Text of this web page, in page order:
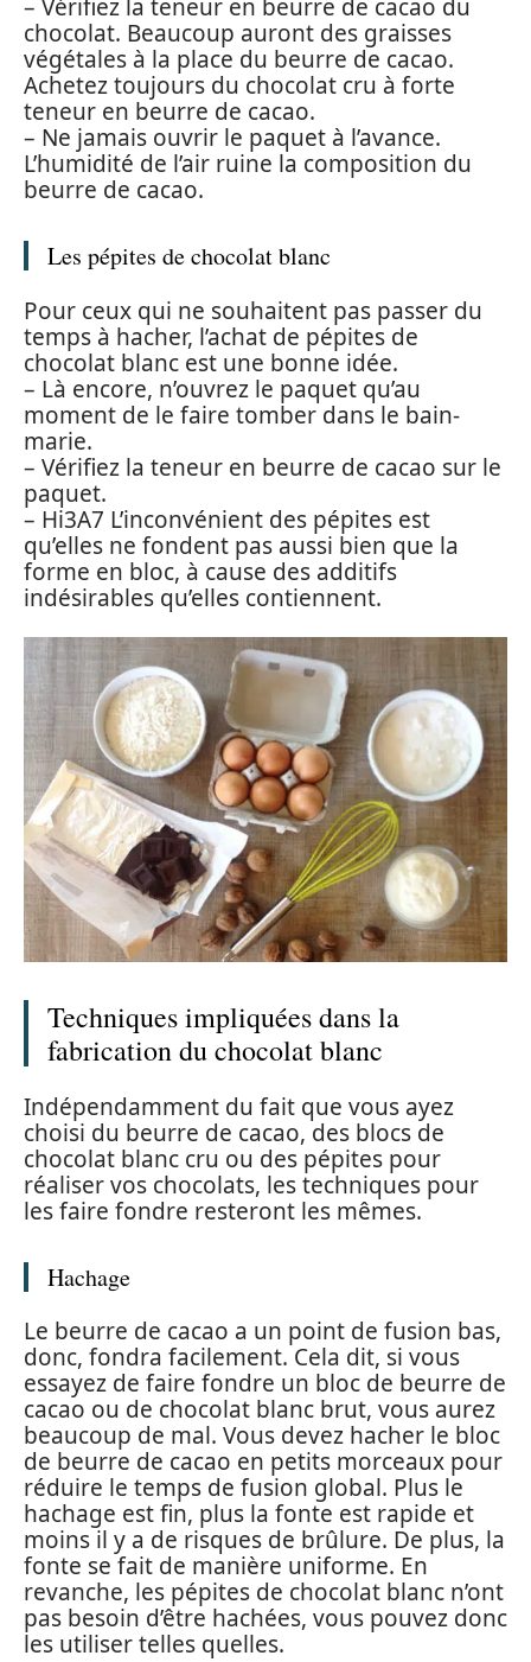
– Vérifiez la teneur en beurre de cacao du
chocolat. Beaucoup auront des graisses
végétales à la place du beurre de cacao.
Achetez toujours du chocolat cru à forte
teneur en beurre de cacao.
– Ne jamais ouvrir le paquet à l’avance.
L’humidité de l’air ruine la composition du
beurre de cacao.
Les pépites de chocolat blanc
Pour ceux qui ne souhaitent pas passer du
temps à hacher, l’achat de pépites de
chocolat blanc est une bonne idée.
– Là encore, n’ouvrez le paquet qu’au
moment de le faire tomber dans le bain-
marie.
– Vérifiez la teneur en beurre de cacao sur le
paquet.
– Hi3A7 L’inconvénient des pépites est
qu’elles ne fondent pas aussi bien que la
forme en bloc, à cause des additifs
indésirables qu’elles contiennent.
Techniques impliquées dans la
fabrication du chocolat blanc
Indépendamment du fait que vous ayez
choisi du beurre de cacao, des blocs de
chocolat blanc cru ou des pépites pour
réaliser vos chocolats, les techniques pour
les faire fondre resteront les mêmes.
Hachage
Le beurre de cacao a un point de fusion bas,
donc, fondra facilement. Cela dit, si vous
essayez de faire fondre un bloc de beurre de
cacao ou de chocolat blanc brut, vous aurez
beaucoup de mal. Vous devez hacher le bloc
de beurre de cacao en petits morceaux pour
réduire le temps de fusion global. Plus le
hachage est fin, plus la fonte est rapide et
moins il y a de risques de brûlure. De plus, la
fonte se fait de manière uniforme. En
revanche, les pépites de chocolat blanc n’ont
pas besoin d’être hachées, vous pouvez donc
les utiliser telles quelles.